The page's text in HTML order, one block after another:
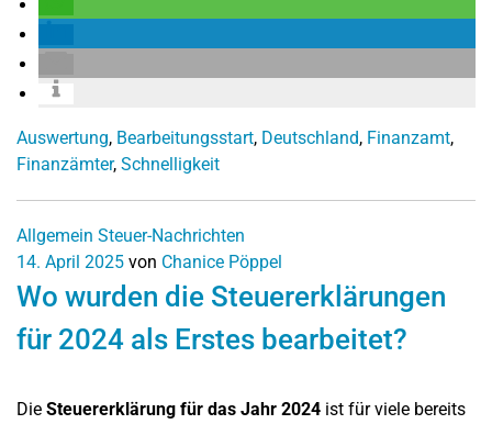
Auswertung, Bearbeitungsstart, Deutschland, Finanzamt,
Finanzämter, Schnelligkeit
Allgemein Steuer-Nachrichten
14. April 2025 von Chanice Pöppel
Wo wurden die Steuererklärungen
für 2024 als Erstes bearbeitet?
Die Steuererklärung für das Jahr 2024 ist für viele bereits